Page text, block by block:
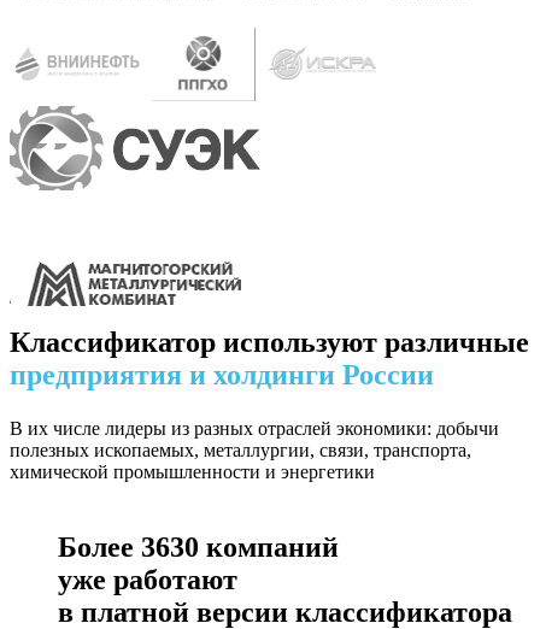
Классификатор используют различные
предприятия и холдинги России
В их числе лидеры из разных отраслей экономики: добычи
полезных ископаемых, металлургии, связи, транспорта,
химической промышленности и энергетики
Более 3630 компаний
уже работают
в платной версии классификатора